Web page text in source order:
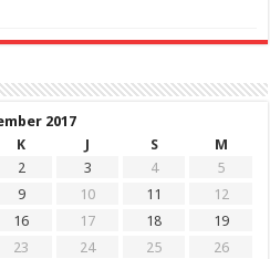
2017
K J S
M
2 3 4
5
9 10 11
12
16 17 18
19
23 24 25 26